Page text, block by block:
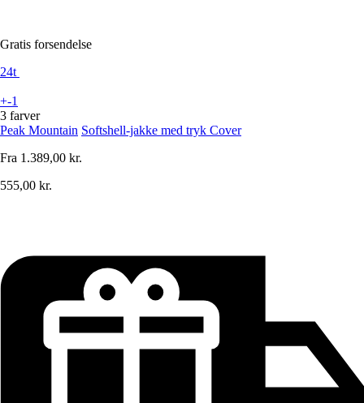
Gratis forsendelse
24t
+-1
3 farver
Peak Mountain Softshell-jakke med tryk Cover
Fra 1.389,00 kr.
555,00 kr.